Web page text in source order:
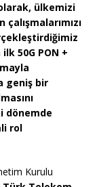
ülkemizi
50G PON +
geniş bir
dönemde
rol
Kurulu